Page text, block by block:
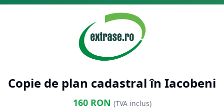
Copie de plan cadastral în Iacobeni
160RON (TVA inclus)